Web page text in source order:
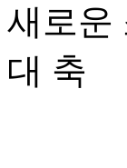
새로운
대 축